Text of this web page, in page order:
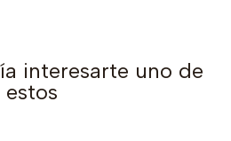
interesarte uno de
estos